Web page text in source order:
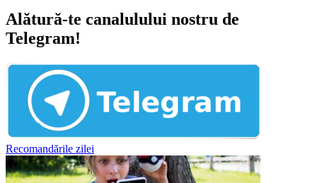
Alătură-te canalulului nostru de
Telegram!
Recomandările zilei